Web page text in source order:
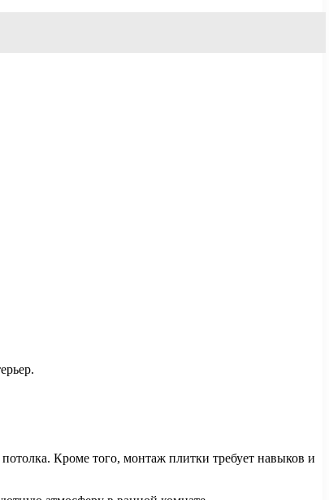
Кроме того, монтаж плитки требует навыков и